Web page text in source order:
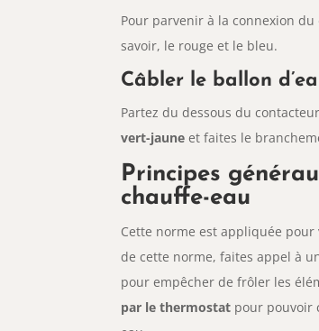
Pour parvenir à la connexion
savoir, le rouge et le bleu.
Câbler le ballon
Partez du dessous du
vert-jaune et faites le
Principes
chauffe-eau
Cette norme est appliquée
de cette norme, faites appel à
pour empêcher de frôler les
par le thermostat pour pouvoir